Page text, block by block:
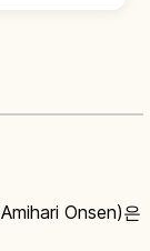
Onsen)은